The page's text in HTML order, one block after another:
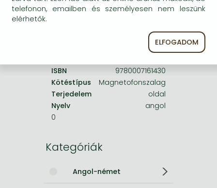
Frieren manga
Bleach mangaA termék adatai:
HarperCollins UK
ISBN
9780007161430
Kötéstípus
Magnetofonszalag
Terjedelem
oldal
Nyelv
angol
0
Kategóriák
Angol-német
telefonon, emailben és személyesen nem leszünk
elérhetők.
ELFOGADOM